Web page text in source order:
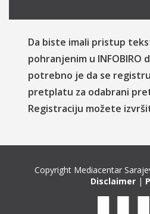
Da biste imali pristup
pohranjenim u INFOBIRO
potrebno je da se
pretplatu za odabrani
Registraciju možete
Copyright Mediacentar
Disclaimer |